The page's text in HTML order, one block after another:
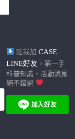
點我加 CASE
LINE好友 ，第一手
科普知識、活動消息
絕不錯過